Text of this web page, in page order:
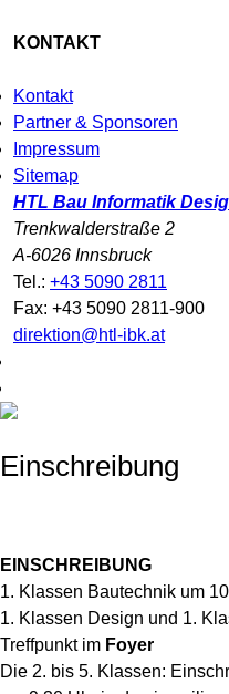
KONTAKT
Kontakt
Partner & Sponsoren
Impressum
Sitemap
HTL Bau Informatik
Trenkwalderstraße 2
A-6026 Innsbruck
Tel.: +43 5090 2811
Fax: +43 5090 2811-900
direktion@htl-ibk.at
Einschreibung
EINSCHREIBUNG
1. Klassen Bautechnik um
1. Klassen Design und 1.
Treffpunkt im Foyer
Die 2. bis 5. Klassen: